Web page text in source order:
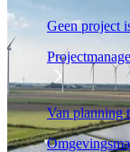
Geen project
Van planning